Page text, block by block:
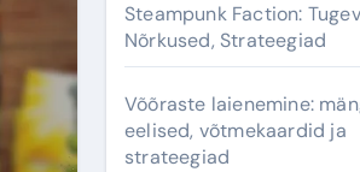
Steampunk Faction:
Nõrkused, Strateegiad
Võõraste laienemine:
eelised, võtmekaardid ja
strateegiad